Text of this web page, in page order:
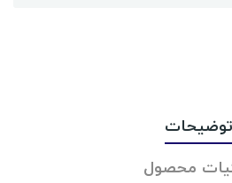
توضیحات
محصول